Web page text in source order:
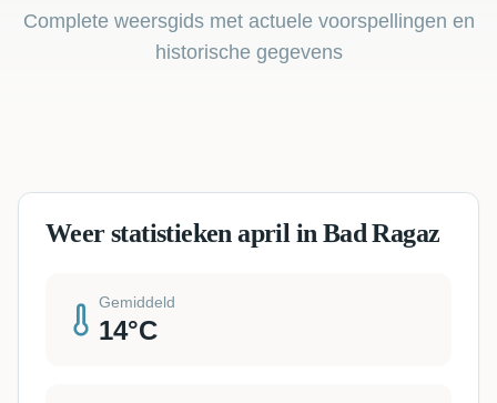
Complete weersgids met actuele voorspellingen en
historische gegevens
Weer statistieken april in Bad Ragaz
Gemiddeld
14°C